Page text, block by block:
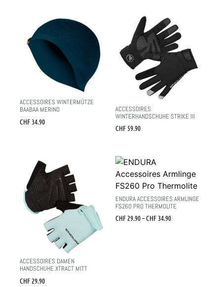
ACCESSOIRES WINTERMÜTZE
BAABAA MERINO
CHF34.90
ACCESSOIRES
WINTERHANDSCHUHE STRIKE III
CHF 59.90
ACCESSOIRES DAMEN
HANDSCHUHE XTRACT MITT
CHF29.90
ENDURA ACCESSOIRES ARMLINGE
FS260 PRO THERMOLITE
CHF29.90–CHF34.90